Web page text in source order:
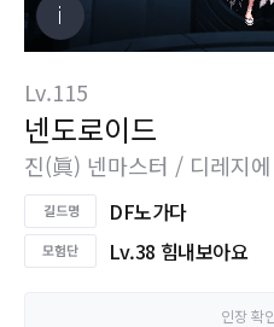
Lv.115
넨도로이드
진(眞) 넨마스터 / 디레지에
DF노가다
Lv.38 힘내보아요
인장 확